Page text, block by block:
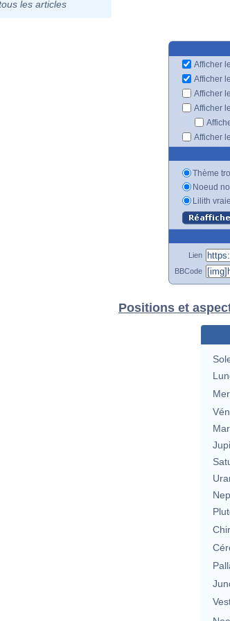
les articles
Afficher
Afficher
Afficher
Afficher
Afficher
Thème
Noeud
Lilith vraie
Lien
BBCode
Positions et